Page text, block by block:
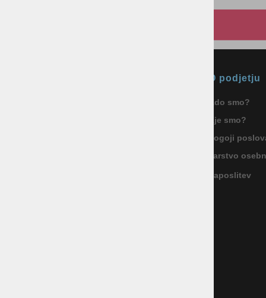
O podjetju
Kdo smo?
Kje smo?
Pogoji
Varstvo
Zaposlitev